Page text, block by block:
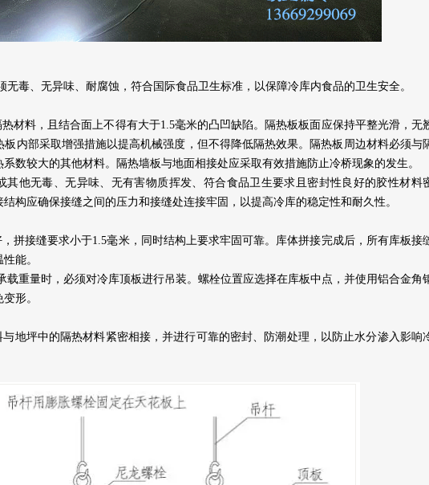
毒、无异味、耐腐蚀，符合国际食品卫生标准，以保障冷库内食品的卫生安全。
材料，且结合面上不得有大于1.5毫米的凸凹缺陷。隔热板板面应保持平整光滑，无
内部采取增强措施以提高机械强度，但不得降低隔热效果。隔热板周边材料必须与
数较大的其他材料。隔热墙板与地面相接处应采取有效措施防止冷桥现象的发生。
其他无毒、无异味、无有害物质挥发、符合食品卫生要求且密封性良好的胶性材料
构应确保接缝之间的压力和接缝处连接牢固，以提高冷库的稳定性和耐久性。
拼接缝要求小于1.5毫米，同时结构上要求牢固可靠。库体拼接完成后，所有库板接
能。
载重量时，必须对冷库顶板进行吊装。螺栓位置应选择在库板中点，并使用铝合金角
形。
与地坪中的隔热材料紧密相接，并进行可靠的密封、防潮处理，以防止水分渗入影响